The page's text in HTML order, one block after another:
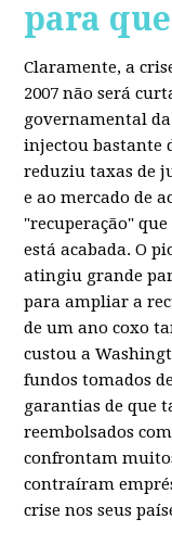
para
Claramente, a
2007 não será
governamental
injectou bastante
reduziu taxas de
e ao mercado de
"recuperação" que
está acabada. O
atingiu grande
para ampliar a
de um ano coxo
custou a
fundos tomados
garantias de que
reembolsados
confrontam
contraíram
crise nos seus